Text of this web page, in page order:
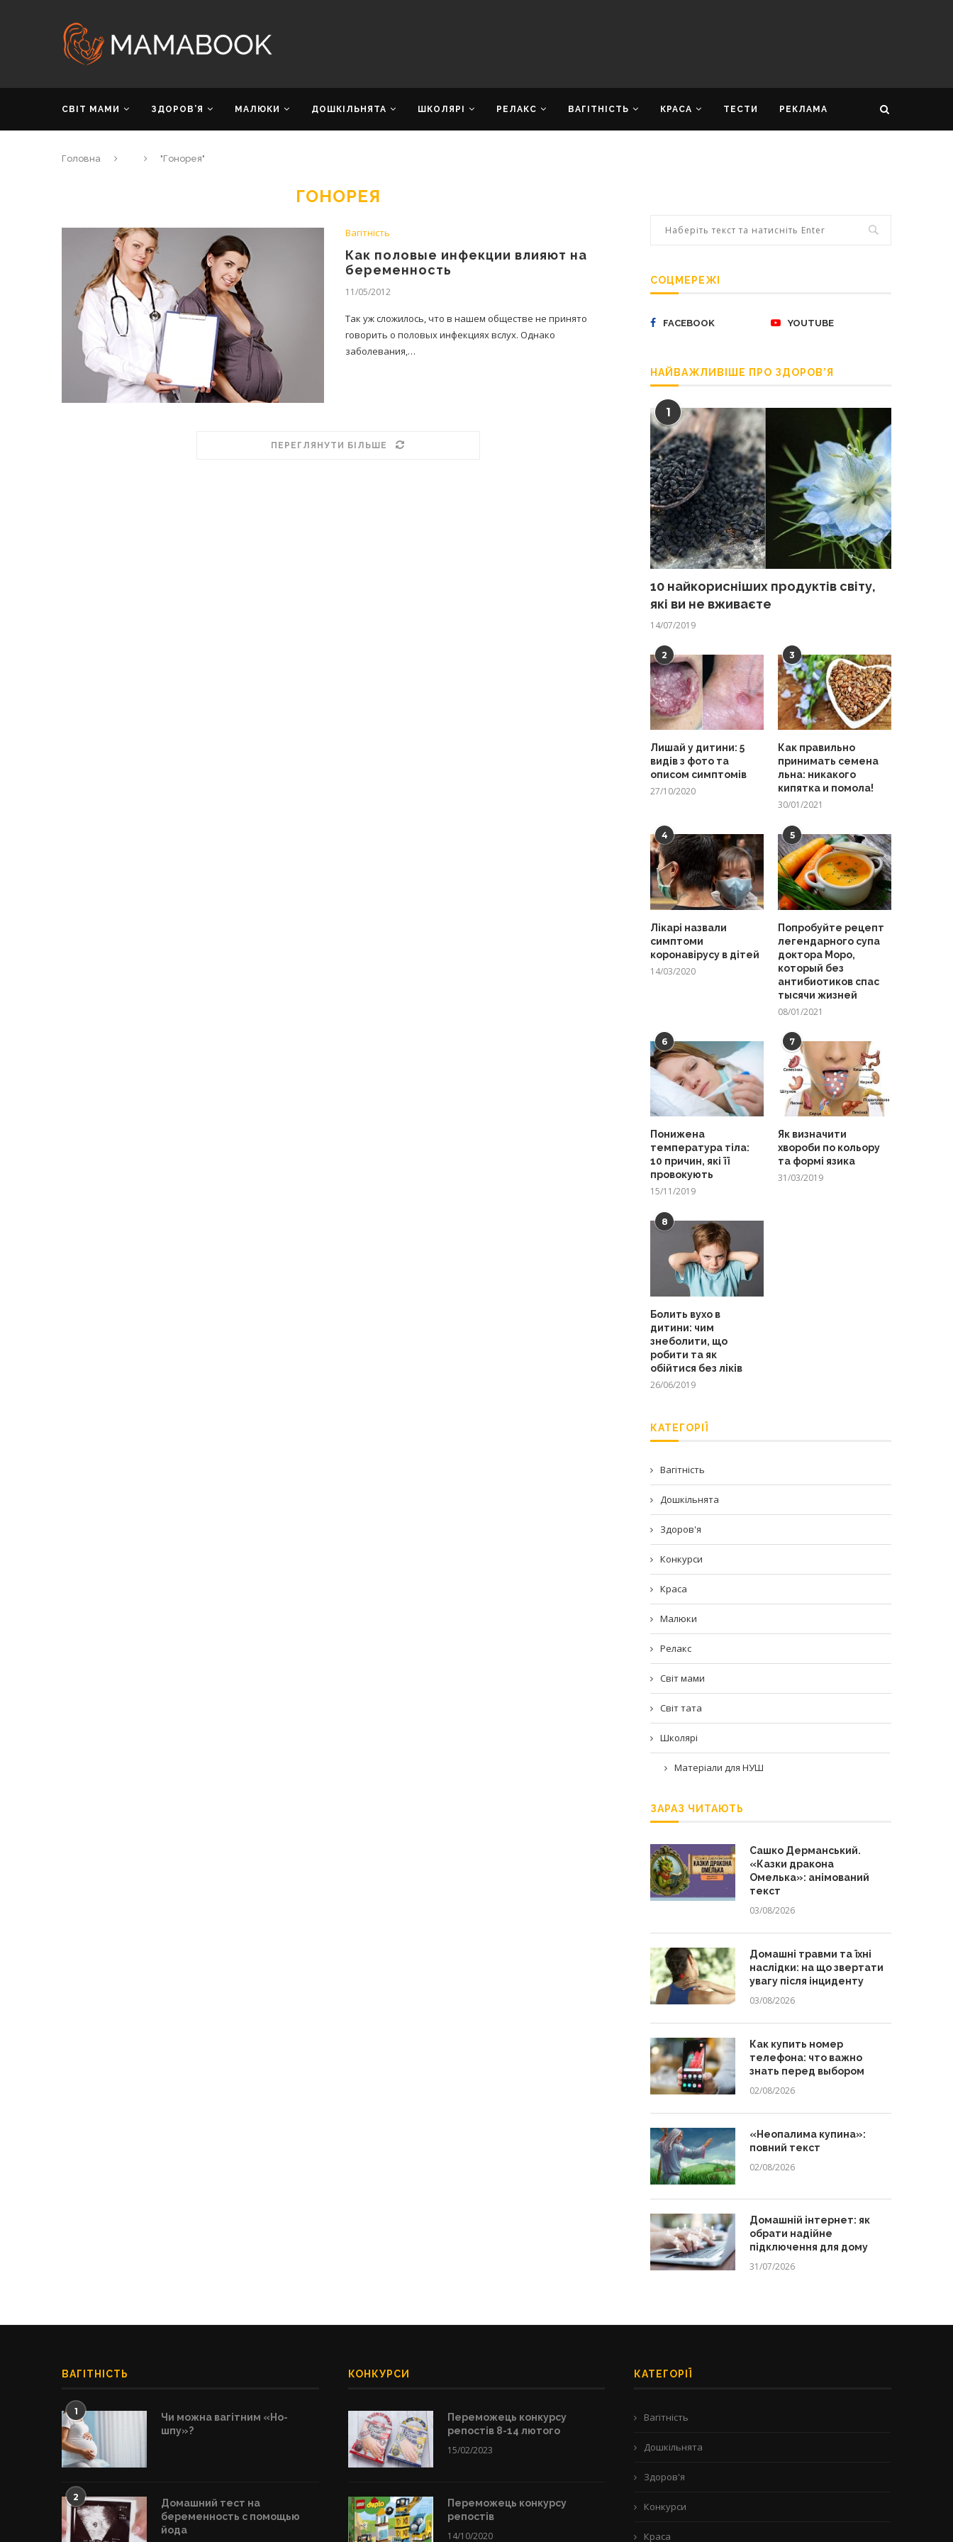
СВІТ МАМИ ЗДОРОВ’Я МАЛЮКИ ДОШКІЛЬНЯТА ШКОЛЯРІ РЕЛАКС ВАГІТНІСТЬ КРАСА ТЕСТИ РЕКЛАМА
Головна "Гонорея"
ГОНОРЕЯ
Вагітність
Как половые инфекции влияют на
беременность
11/05/2012
Так уж сложилось, что в нашем обществе не принято
говорить о половых инфекциях вслух. Однако
заболевания,…
ПЕРЕГЛЯНУТИ БІЛЬШЕ
СОЦМЕРЕЖІ
FACEBOOK YOUTUBE
НАЙВАЖЛИВІШЕ ПРО ЗДОРОВ’Я
1
10 найкорисніших продуктів світу,
які ви не вживаєте
14/07/2019
2
Лишай у дитини: 5
видів з фото та
описом симптомів
27/10/2020
3
Как правильно
принимать семена
льна: никакого
кипятка и помола!
30/01/2021
4
Лікарі назвали
симптоми
коронавірусу в дітей
14/03/2020
5
Попробуйте рецепт
легендарного супа
доктора Моро,
который без
антибиотиков спас
тысячи жизней
08/01/2021
6
Понижена
температура тіла:
10 причин, які її
провокують
15/11/2019
7
Як визначити
хвороби по кольору
та формі язика
31/03/2019
8
Болить вухо в
дитини: чим
знеболити, що
робити та як
обійтися без ліків
26/06/2019
КАТЕГОРІЇ
Вагітність
Дошкільнята
Здоров'я
Конкурси
Краса
Малюки
Релакс
Світ мами
Світ тата
Школярі
Матеріали для НУШ
ЗАРАЗ ЧИТАЮТЬ
Сашко Дерманський.
«Казки дракона
Омелька»: анімований
текст
03/08/2026
Домашні травми та їхні
наслідки: на що звертати
увагу після інциденту
03/08/2026
Как купить номер
телефона: что важно
знать перед выбором
02/08/2026
«Неопалима купина»:
повний текст
02/08/2026
Домашній інтернет: як
обрати надійне
підключення для дому
31/07/2026
ВАГІТНІСТЬ
1
Чи можна вагітним «Но-
шпу»?
2
Домашний тест на
беременность с помощью
йода
КОНКУРСИ
Переможець конкурсу
репостів 8-14 лютого
15/02/2023
Переможець конкурсу
репостів
14/10/2020
КАТЕГОРІЇ
Вагітність
Дошкільнята
Здоров'я
Конкурси
Краса